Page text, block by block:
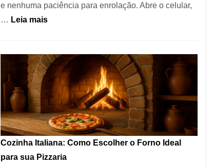
e nenhuma paciência para enrolação. Abre o celular,
… Leia mais:
Encontrar
um
Bom
Lugar
para
Comer?
Este
Portal
Cozinha Italiana: Como Escolher o Forno Ideal
para sua Pizzaria